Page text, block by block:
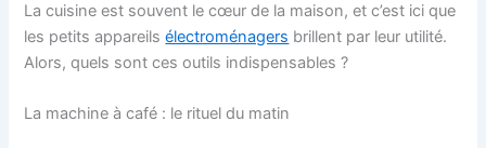
La cuisine est souvent le cœur de la maison, et c’est ici que
les petits appareilsélectroménagers brillent par leur utilité.
Alors, quels sont ces outils indispensables ?
La machine à café : le rituel du matin